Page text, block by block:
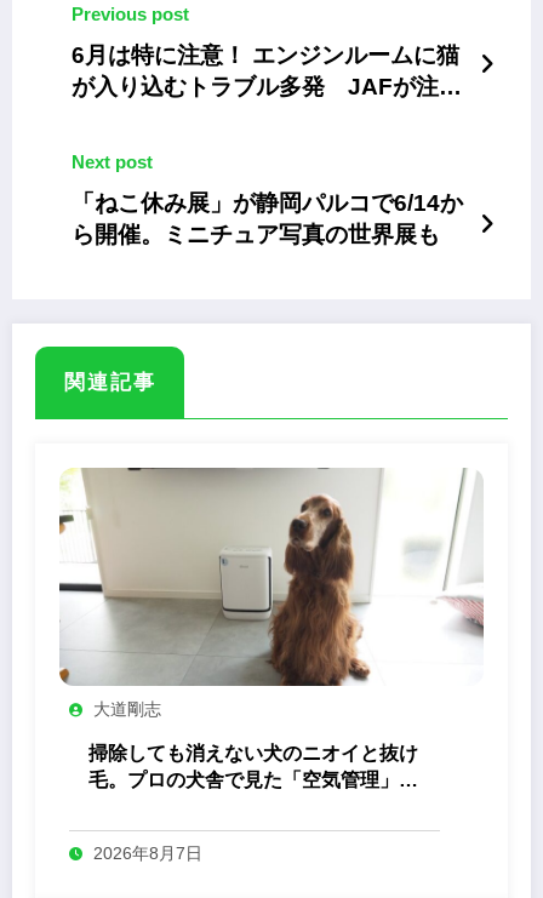
Previous post
6月は特に注意！ エンジンルームに猫
が入り込むトラブル多発 JAFが注意
Next post
「ねこ休み展」が静岡パルコで6/14か
ら開催。ミニチュア写真の世界展も
関連記事
大道剛志
掃除しても消えない犬のニオイと抜け
毛。プロの犬舎で見た「空気管理」の
2026年8月7日